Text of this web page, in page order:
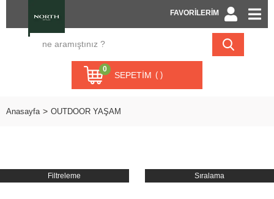
FAVORİLERİM
SEPETIM
0
Anasayfa OUTDOOR YAŞAM
Filtreleme Sıralama